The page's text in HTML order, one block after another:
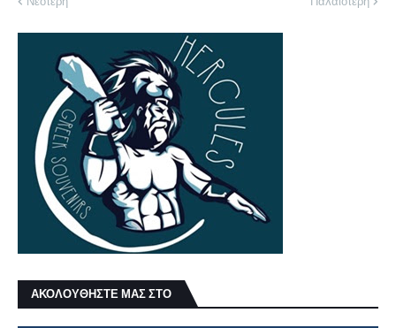
ΑΚΟΛΟΥΘΗΣΤΕ ΜΑΣ ΣΤΟ